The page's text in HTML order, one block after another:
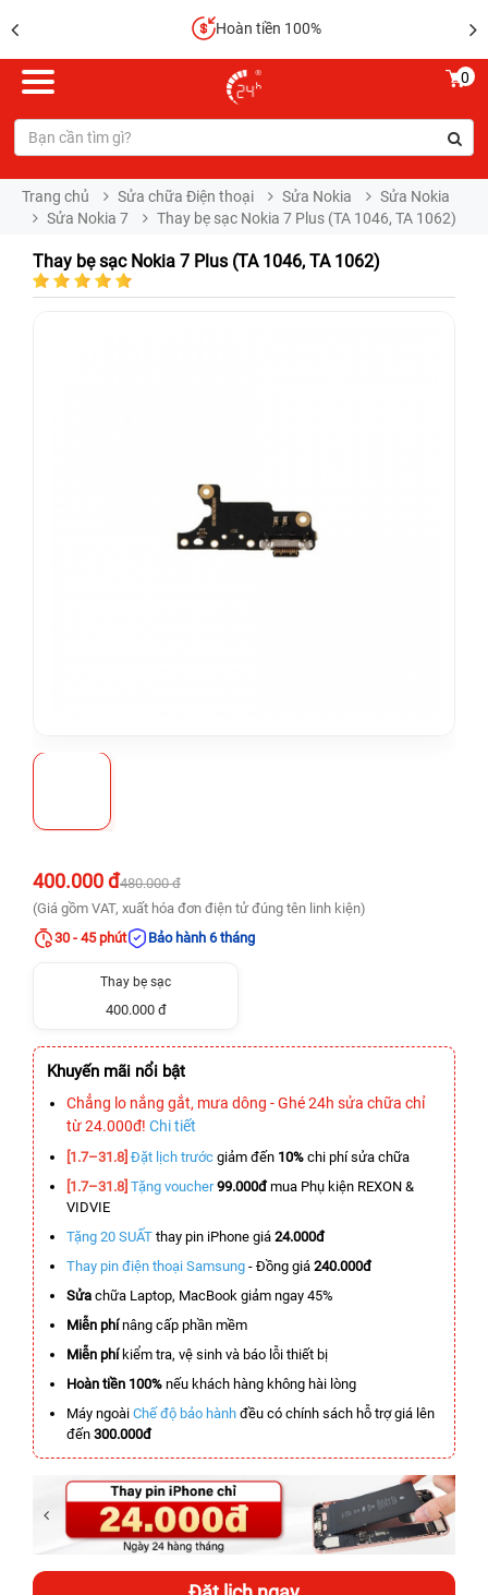
Hoàn tiền 100%
0
Trang chủ Sửa chữa Điện thoại Sửa Nokia
Sửa Nokia
Sửa Nokia 7
Thay bẹ sạc Nokia 7 Plus (TA 1046, TA 1062)
Thay bẹ sạc Nokia 7 Plus (TA 1046, TA 1062)
400.000 đ480.000 đ
(Giá gồm VAT, xuất hóa đơn điện tử đúng tên linh kiện)
30 - 45 phút
Bảo hành 6 tháng
Thay bẹ sạc
400.000 đ
Khuyến mãi nổi bật
Chẳng lo nắng gắt, mưa dông - Ghé 24h sửa chữa chỉ
từ 24.000đ! Chi tiết
[1.7–31.8] Đặt lịch trước giảm đến 10% chi phí sửa chữa
[1.7–31.8] Tặng voucher 99.000đmua Phụ kiện REXON &
VIDVIE
Tặng 20 SUẤT thay pin iPhone giá 24.000đ
Thay pin điện thoại Samsung - Đồng giá 240.000đ
Sửa chữa Laptop, MacBook giảm ngay 45%
Miễn phínâng cấp phần mềm
Miễn phíkiểm tra, vệ sinh và báo lỗi thiết bị
Hoàn tiền 100% nếu khách hàng không hài lòng
Máy ngoài Chế độ bảo hành đều có chính sách hỗ trợ giá lên
đến 300.000đ